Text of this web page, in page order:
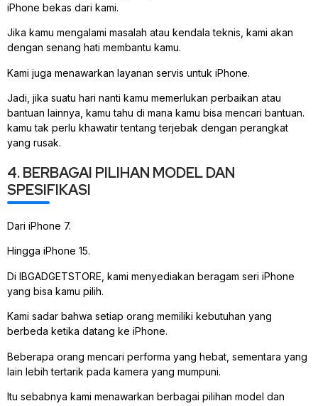
iPhone bekas dari kami.
Jika kamu mengalami masalah atau kendala teknis, kami akan
dengan senang hati membantu kamu.
Kami juga menawarkan layanan servis untuk iPhone.
Jadi, jika suatu hari nanti kamu memerlukan perbaikan atau
bantuan lainnya, kamu tahu di mana kamu bisa mencari bantuan.
kamu tak perlu khawatir tentang terjebak dengan perangkat
yang rusak.
4. BERBAGAI PILIHAN MODEL DAN
SPESIFIKASI
Dari iPhone 7.
Hingga iPhone 15.
Di IBGADGETSTORE, kami menyediakan beragam seri iPhone
yang bisa kamu pilih.
Kami sadar bahwa setiap orang memiliki kebutuhan yang
berbeda ketika datang ke iPhone.
Beberapa orang mencari performa yang hebat, sementara yang
lain lebih tertarik pada kamera yang mumpuni.
Itu sebabnya kami menawarkan berbagai pilihan model dan